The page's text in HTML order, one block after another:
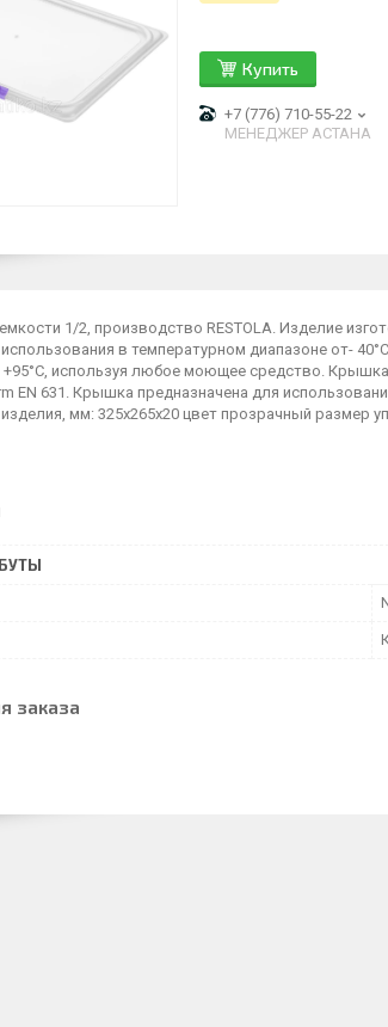
Купить
+7 (776) 710-55-22
МЕНЕДЖЕР АСТАНА
1/2, производство RESTOLA. Изделие
в температурном диапазоне от-
+95°С, используя любое моющее средство.
EN 631. Крышка предназначена для
мм: 325х265х20 цвет прозрачный размер
заказа